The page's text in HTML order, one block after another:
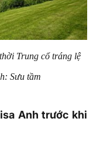
Trung cổ tráng lệ
Sưu tầm
Anh trước khi